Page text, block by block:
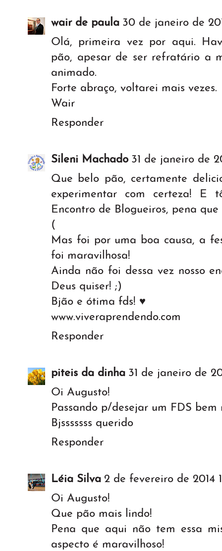
wair de paula 30 de janeiro de
Olá, primeira vez por aqui.
pão, apesar de ser refratário a
animado.
Forte abraço, voltarei mais vezes.
Wair
Responder
Sileni Machado 31 de janeiro de
Que belo pão, certamente
experimentar com certeza! E
Encontro de Blogueiros, pena
(
Mas foi por uma boa causa, a
foi maravilhosa!
Ainda não foi dessa vez nosso
Deus quiser! ;)
Bjão e ótima fds! ♥
www.viveraprendendo.com
Responder
piteis da dinha 31 de janeiro de
Oi Augusto!
Passando p/desejar um FDS bem
Bjsssssss querido
Responder
Léia Silva 2 de fevereiro de 2014
Oi Augusto!
Que pão mais lindo!
Pena que aqui não tem essa
aspecto é maravilhoso!